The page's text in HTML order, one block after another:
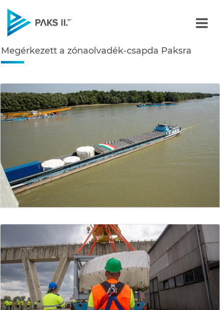
Navigáció
Megérkezett a
Megérkezett a zónaolvadék-csapda Paksra